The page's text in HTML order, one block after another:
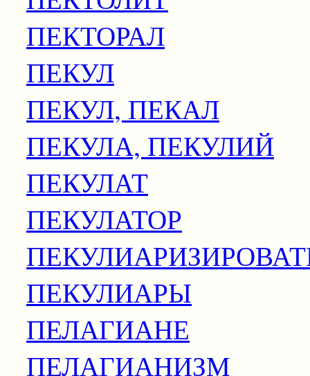
ПЕКТОРАЛ
ПЕКУЛ
ПЕКУЛ, ПЕКАЛ
ПЕКУЛА, ПЕКУЛИЙ
ПЕКУЛАТ
ПЕКУЛАТОР
ПЕКУЛИАРЫ
ПЕЛАГИАНЕ
ПЕЛАГИАНИЗМ